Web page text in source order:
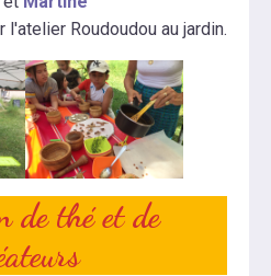
l'atelier Roudoudou au jardin.
de thé et de